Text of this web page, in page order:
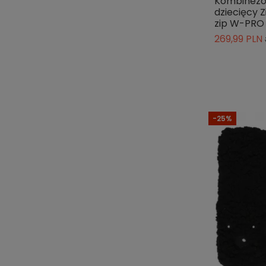
dziecięcy
zip W-
269,99 PLN
-25%